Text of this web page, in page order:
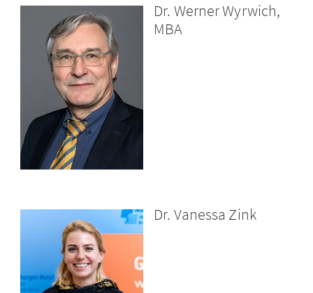
Dr. Werner Wyrwich,
MBA
Dr. Vanessa Zink